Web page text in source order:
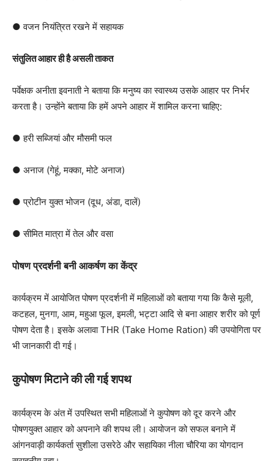
● वजन नियंत्रित रखने में सहायक
संतुलित आहार ही है असली ताकत
पर्वेक्षक अनीता इवनाती ने बताया कि मनुष्य का स्वास्थ्य उसके आहार पर निर्भर
करता है। उन्होंने बताया कि हमें अपने आहार में शामिल करना चाहिए:
● हरी सब्जियां और मौसमी फल
● अनाज (गेहूं, मक्का, मोटे अनाज)
● प्रोटीन युक्त भोजन (दूध, अंडा, दालें)
● सीमित मात्रा में तेल और वसा
पोषण प्रदर्शनी बनी आकर्षण का केंद्र
कार्यक्रम में आयोजित पोषण प्रदर्शनी में महिलाओं को बताया गया कि कैसे मूली,
कटहल, मुनगा, आम, महुआ फूल, इमली, भट्टा आदि से बना आहार शरीर को पूर्ण
पोषण देता है। इसके अलावा THR (Take Home Ration) की उपयोगिता पर
भी जानकारी दी गई।
कुपोषण मिटाने की ली गई शपथ
कार्यक्रम के अंत में उपस्थित सभी महिलाओं ने कुपोषण को दूर करने और
पोषणयुक्त आहार को अपनाने की शपथ ली। आयोजन को सफल बनाने में
आंगनवाड़ी कार्यकर्ता सुशीला उसरेठे और सहायिका नीला चौरिया का योगदान